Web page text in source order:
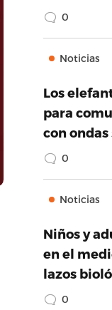
0
Noticias
Los
para
con
0
Noticias
Niños y
en el
lazos
0